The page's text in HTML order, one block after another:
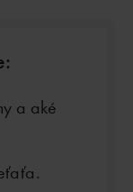
a aké